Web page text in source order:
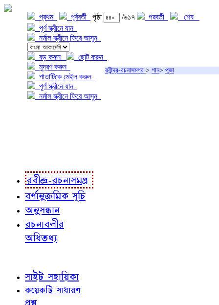
প্রথম পূর্ববর্তী পৃষ্ঠা /৬১৭ পরবর্তী
শেষ
পূর্ণ স্ক্রীনে যান
নর্মাল স্ক্রীনে ফিরে আসুন
বড় করুন
ছোট করুন
মুদ্রণ করুন
পাতাটিকে মেইল করুন
পূর্ণ স্ক্রীনে যান
নর্মাল স্ক্রীনে ফিরে আসুন
রবীন্দ্র-রচনাসমগ্র > গান> পূজা
রবীন্দ্র-রচনাসমগ্র
বর্ণানুক্রমিক সূচি
অনুসন্ধান
রচনাবলীর
অধিতথ্য
সাইট সহায়িকা
কয়েকটি সাধারণ
প্রশ্ন